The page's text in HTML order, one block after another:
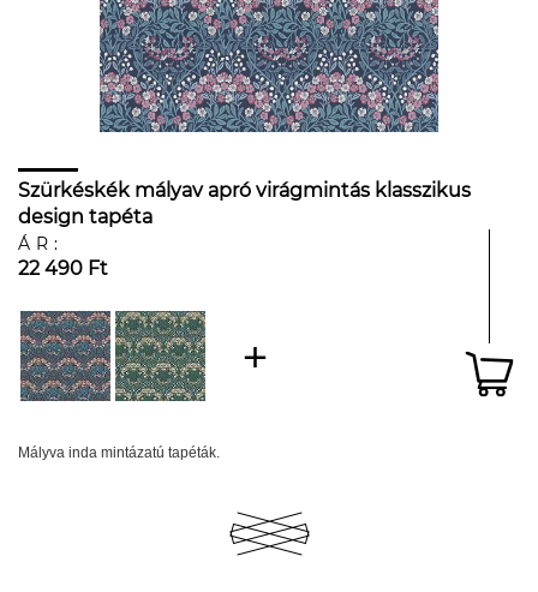
Szürkéskék mályav apró virágmintás klasszikus
design tapéta
ÁR:
22 490 Ft
Mályva inda mintázatú tapéták.